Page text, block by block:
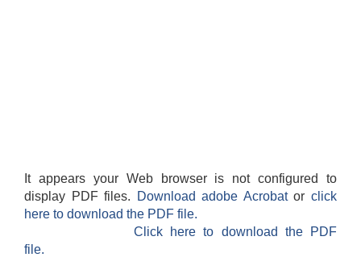
It appears your Web browser is not configured to
display PDF files.
Download adobe Acrobatorclick
here to download the PDF file.
Click here to download the PDF
file.